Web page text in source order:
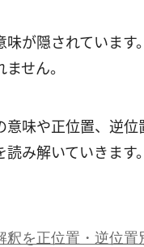
が隠されています
せん。
味や正位置、逆位
み解いていきます。
を正位置・逆位